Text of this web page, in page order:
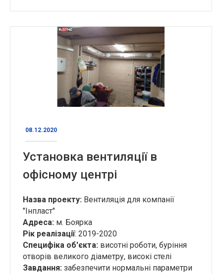
08.12.2020
Установка вентиляції в
офісному центрі
Назва проекту: Вентиляція для компанії
"Інпласт"
Адреса: м. Боярка
Рік реалізації: 2019-2020
Специфіка об'єкта: висотні роботи, буріння
отворів великого діаметру, високі стелі
Завдання: забезпечити нормальні параметри